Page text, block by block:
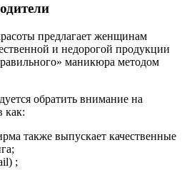
предлагает женщинам
и недорогой продукции
маникюра методом
обратить внимание на
как:
также выпускает качественные
;